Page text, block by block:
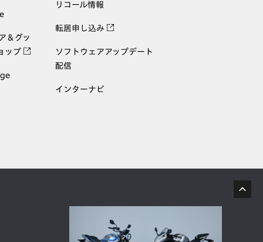
＆グッ
ップ
リコール情報
転居申し込み
ソフトウェアアップデート
配信
インターナビ